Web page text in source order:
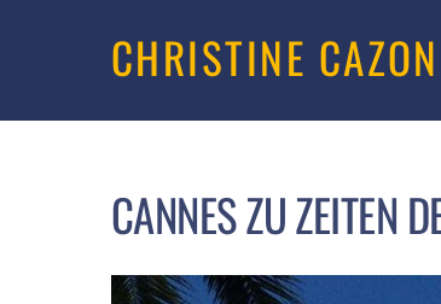
CHRISTINE CAZON
CANNES ZU ZEITEN